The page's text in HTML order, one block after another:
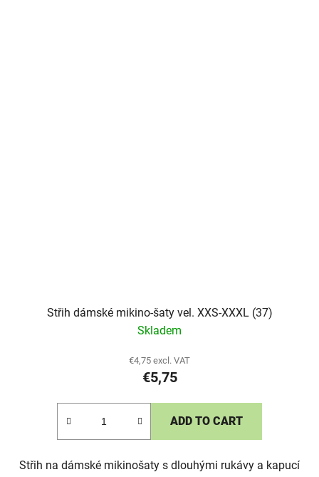
Střih dámské mikino-šaty vel. XXS-XXXL (37)
Skladem
€4,75 excl. VAT
€5,75
ADD TO CART
Střih na dámské mikinošaty s dlouhými rukávy a kapucí